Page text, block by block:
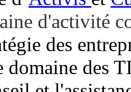
d'activité
des
domaine des